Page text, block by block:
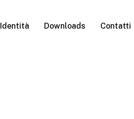
Identità Downloads Contatti